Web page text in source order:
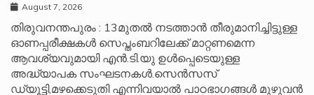
August 7, 2026
തിരുവനന്തപുരം : 13മുതൽ നടത്താൻ തീരുമാനിച്ചിട്ടുള്ള
ഓണപ്പരീക്ഷകൾ സെപ്തംബറിലേക്ക് മാറ്റണമെന്ന
ആവശ്യവുമായി എൻ.ടി.യു ഉൾപ്പെടെയുള്ള
അദ്ധ്യാപക സംഘടനകൾ.സെൻസസ്
ഡ്യൂട്ടി,മഴക്കെടുതി എന്നിവയാൽ പാഠഭാഗങ്ങൾ മുഴുവൻ